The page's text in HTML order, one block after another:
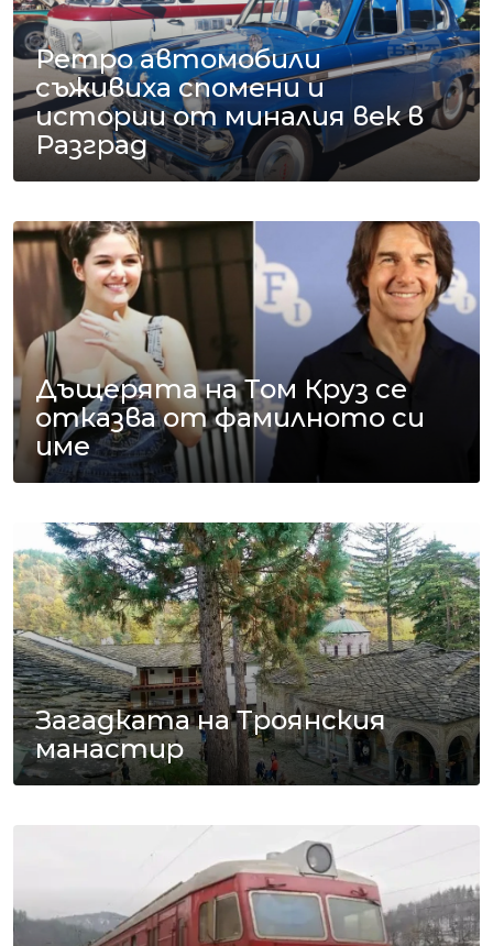
Ретро автомобили
съживиха спомени и
истории от миналия век в
Разград
Дъщерята на Том Круз се
отказва от фамилното си
име
Загадката на Троянския
манастир